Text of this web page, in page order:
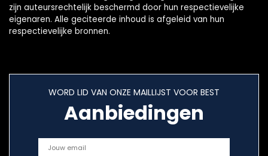
zijn auteursrechtelijk beschermd door hun respectievelijke
eigenaren. Alle geciteerde inhoud is afgeleid van hun
respectievelijke bronnen.
WORD LID VAN ONZE MAILLIJST VOOR BEST
Aanbiedingen